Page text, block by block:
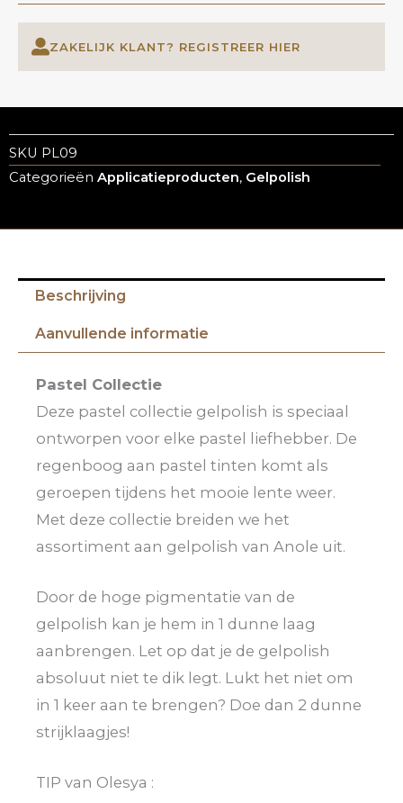
ZAKELIJK KLANT? REGISTREER HIER
SKU PL09
Categorieën Applicatieproducten, Gelpolish
Beschrijving
Aanvullende informatie
Pastel Collectie
Deze pastel collectie gelpolish is speciaal
ontworpen voor elke pastel liefhebber. De
regenboog aan pastel tinten komt als
geroepen tijdens het mooie lente weer.
Met deze collectie breiden we het
assortiment aan gelpolish van Anole uit.
Door de hoge pigmentatie van de
gelpolish kan je hem in 1 dunne laag
aanbrengen. Let op dat je de gelpolish
absoluut niet te dik legt. Lukt het niet om
in 1 keer aan te brengen? Doe dan 2 dunne
strijklaagjes!
TIP van Olesya :